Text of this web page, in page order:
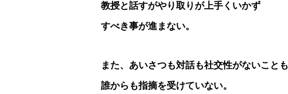
教授と話すがやり取りが上手くいかず
すべき事が進まない。
また、あいさつも対話も社交性がないことも
誰からも指摘を受けていない。